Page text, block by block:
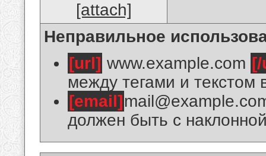
[attach]
Неправильное
[url] www.example.com
между тегами и текстом
[email]
должен быть с